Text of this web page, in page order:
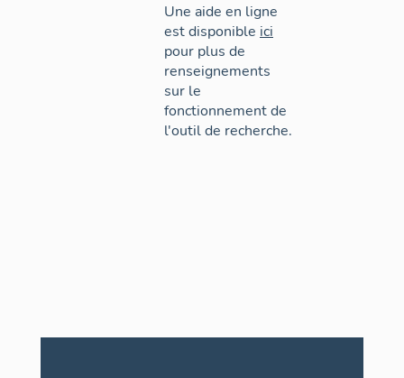
Une aide en ligne
est disponible ici
pour plus de
renseignements
sur le
fonctionnement de
l'outil de recherche.